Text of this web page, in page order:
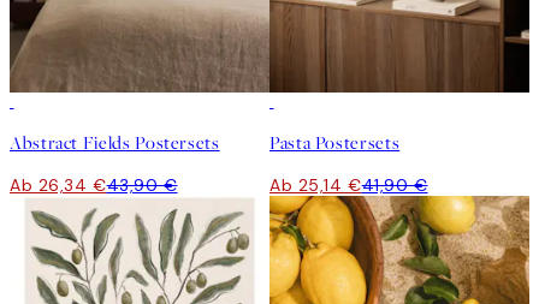
Abstract Fields Postersets
Ab 26,34 €43,90 €
Pasta Postersets
Ab 25,14 €41,90 €